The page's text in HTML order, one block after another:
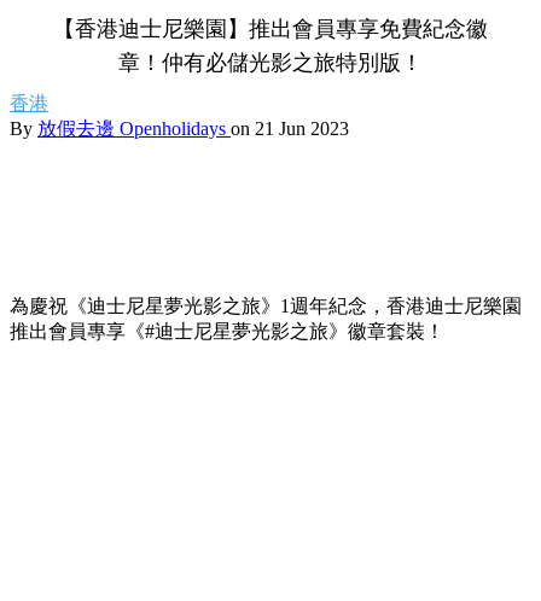
【香港迪士尼樂園】推出會員專享免費紀念徽
章！仲有必儲光影之旅特別版！
香港
By 放假去邊 Openholidays on 21 Jun 2023
為慶祝《迪士尼星夢光影之旅》1週年紀念，香港迪士尼樂園
推出會員專享《#迪士尼星夢光影之旅》徽章套裝！